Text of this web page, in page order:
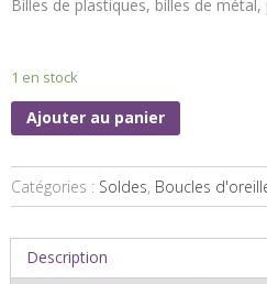
Billes de plastiques, billes de métal,
1 en stock
Ajouter au panier
Catégories : Soldes, Boucles
Description